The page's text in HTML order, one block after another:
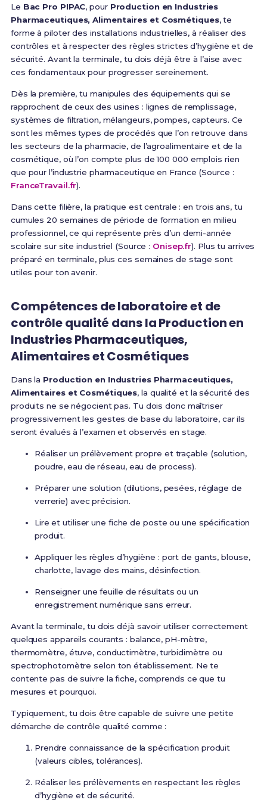
Le Bac Pro PIPAC, pour Production en Industries
Pharmaceutiques, Alimentaires et Cosmétiques, te
forme à piloter des installations industrielles, à réaliser des
contrôles et à respecter des règles strictes d’hygiène et de
sécurité. Avant la terminale, tu dois déjà être à l’aise avec
ces fondamentaux pour progresser sereinement.
Dès la première, tu manipules des équipements qui se
rapprochent de ceux des usines : lignes de remplissage,
systèmes de filtration, mélangeurs, pompes, capteurs. Ce
sont les mêmes types de procédés que l’on retrouve dans
les secteurs de la pharmacie, de l’agroalimentaire et de la
cosmétique, où l’on compte plus de 100 000 emplois rien
que pour l’industrie pharmaceutique en France (Source :
FranceTravail.fr).
Dans cette filière, la pratique est centrale : en trois ans, tu
cumules 20 semaines de période de formation en milieu
professionnel, ce qui représente près d’un demi-année
scolaire sur site industriel (Source : Onisep.fr). Plus tu arrives
préparé en terminale, plus ces semaines de stage sont
utiles pour ton avenir.
Compétences de laboratoire et de
contrôle qualité dans la Production en
Industries Pharmaceutiques,
Alimentaires et Cosmétiques
Dans la Production en Industries Pharmaceutiques,
Alimentaires et Cosmétiques, la qualité et la sécurité des
produits ne se négocient pas. Tu dois donc maîtriser
progressivement les gestes de base du laboratoire, car ils
seront évalués à l’examen et observés en stage.
Réaliser un prélèvement propre et traçable (solution,
poudre, eau de réseau, eau de process).
Préparer une solution (dilutions, pesées, réglage de
verrerie) avec précision.
Lire et utiliser une fiche de poste ou une spécification
produit.
Appliquer les règles d’hygiène : port de gants, blouse,
charlotte, lavage des mains, désinfection.
Renseigner une feuille de résultats ou un
enregistrement numérique sans erreur.
Avant la terminale, tu dois déjà savoir utiliser correctement
quelques appareils courants : balance, pH-mètre,
thermomètre, étuve, conductimètre, turbidimètre ou
spectrophotomètre selon ton établissement. Ne te
contente pas de suivre la fiche, comprends ce que tu
mesures et pourquoi.
Typiquement, tu dois être capable de suivre une petite
démarche de contrôle qualité comme :
Prendre connaissance de la spécification produit
(valeurs cibles, tolérances).
Réaliser les prélèvements en respectant les règles
d’hygiène et de sécurité.